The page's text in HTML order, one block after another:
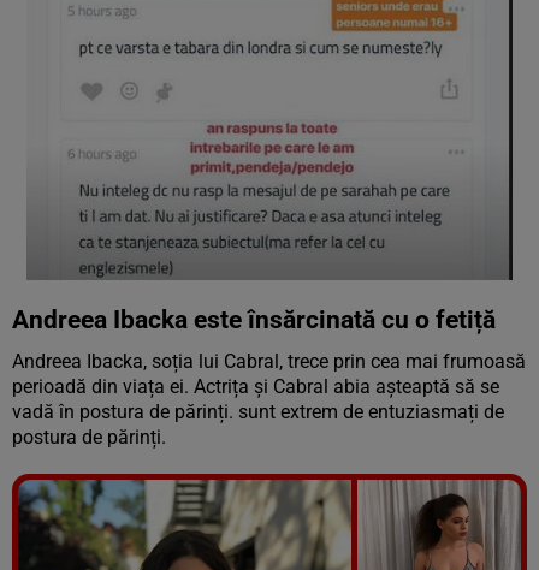
Andreea Ibacka este însărcinată cu o fetiță
Andreea Ibacka, soția lui Cabral, trece prin cea mai frumoasă
perioadă din viața ei. Actrița și Cabral abia așteaptă să se
vadă în postura de părinți. sunt extrem de entuziasmați de
postura de părinți.